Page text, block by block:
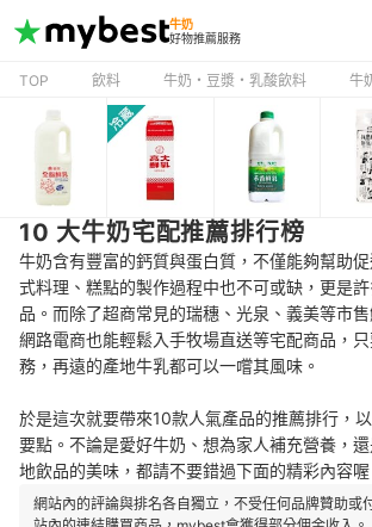
牛奶
好物推薦服務
TOP 飲料 牛奶・豆漿・乳酸飲料 牛
10 大牛奶宅配推薦排行榜
牛奶含有豐富的鈣質與蛋白質，不僅能夠幫助
式料理、糕點的製作過程中也不可或缺，更是
品。而除了超商常見的瑞穗、光泉、義美等市
網路電商也能輕鬆入手牧場直送等宅配商品，
務，再遠的產地牛乳都可以一嚐其風味。
於是這次就要帶來10款人氣產品的推薦排行，
要點。不論是愛好牛奶、想為家人補充營養，
地飲品的美味，都請不要錯過下面的精彩內容喔
網站內的評論與排名各自獨立，不受任何品牌贊助或